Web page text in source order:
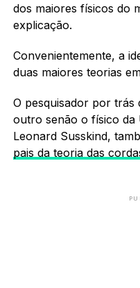
dos maiores físicos do
explicação.
Convenientemente, a
duas maiores teorias
O pesquisador por trás
outro senão o físico da
Leonard Susskind,
pais da teoria das